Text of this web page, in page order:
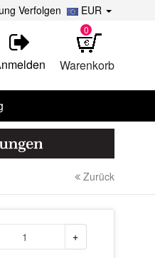
EUR
Verfolgen
Warenkorb
0
Zurück
+